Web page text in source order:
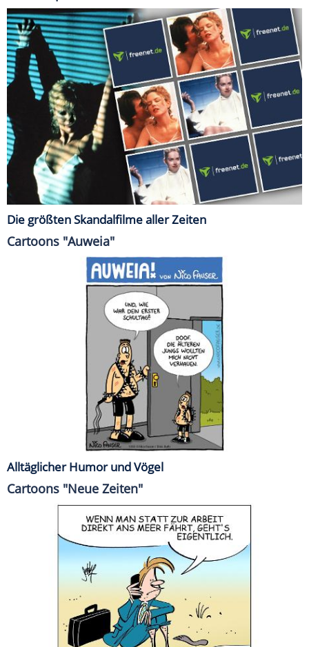
Die größten Skandalfilme aller Zeiten
Cartoons "Auweia"
Alltäglicher Humor und Vögel
Cartoons "Neue Zeiten"